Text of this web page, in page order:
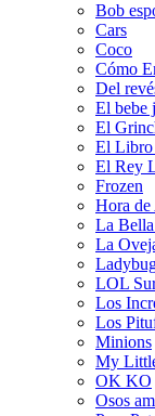
Bob
Cars
Coco
Cómo
Del
El bebe
El
El Libro
El Rey
Frozen
Hora de
La
La
LOL
Los
Los
Minions
My
OK KO
Osos